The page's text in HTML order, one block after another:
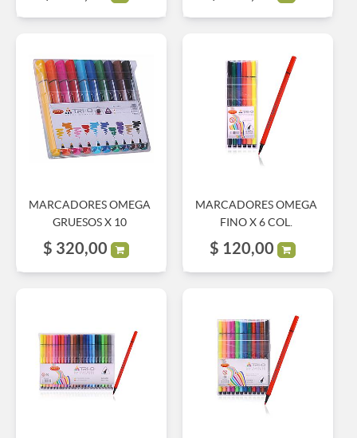
MARCADORES OMEGA
GRUESOS X 10
$ 320,00
MARCADORES OMEGA
FINO X 6 COL.
$ 120,00